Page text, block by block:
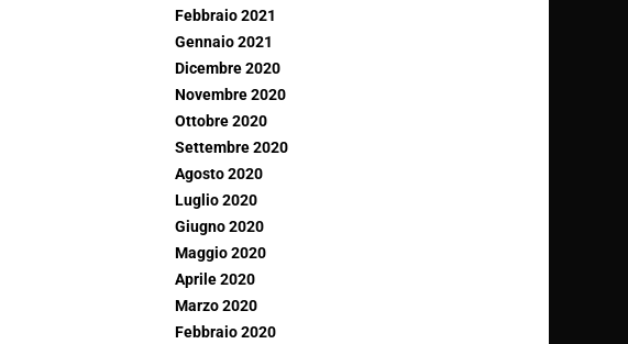
Febbraio 2021
Gennaio 2021
Dicembre 2020
Novembre 2020
Ottobre 2020
Settembre 2020
Agosto 2020
Luglio 2020
Giugno 2020
Maggio 2020
Aprile 2020
Marzo 2020
Febbraio 2020